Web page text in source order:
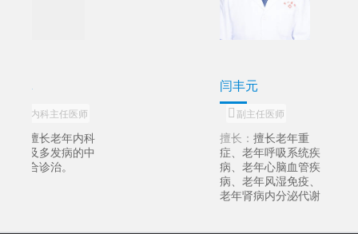
副主任医师
擅长：擅长老年重
症、老年呼吸系统疾
病、老年心脑血管疾
副主任医师
擅长：擅长老年重
症、老年呼吸系统
病、老年心脑血管
病、老年风湿免疫
老年肾病内分泌代